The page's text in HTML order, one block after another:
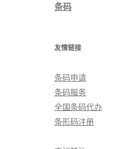
条码
友情链接
条码申请
条码服务
全国条码代办
条形码注册